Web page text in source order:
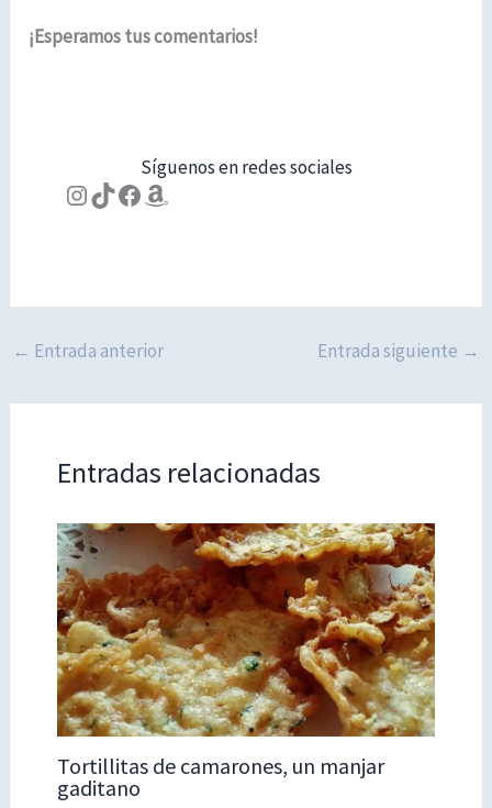
¡Esperamos tus comentarios!
Síguenos en redes sociales
Instagram
TikTok
Facebook
Amazon
← Entrada anterior Entrada siguiente →
Entradas relacionadas
Tortillitas de camarones, un manjar
gaditano